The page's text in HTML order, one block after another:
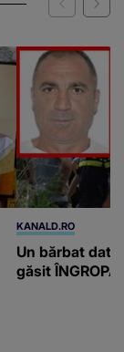
KANALD.RO
Un bărbat dat
găsit